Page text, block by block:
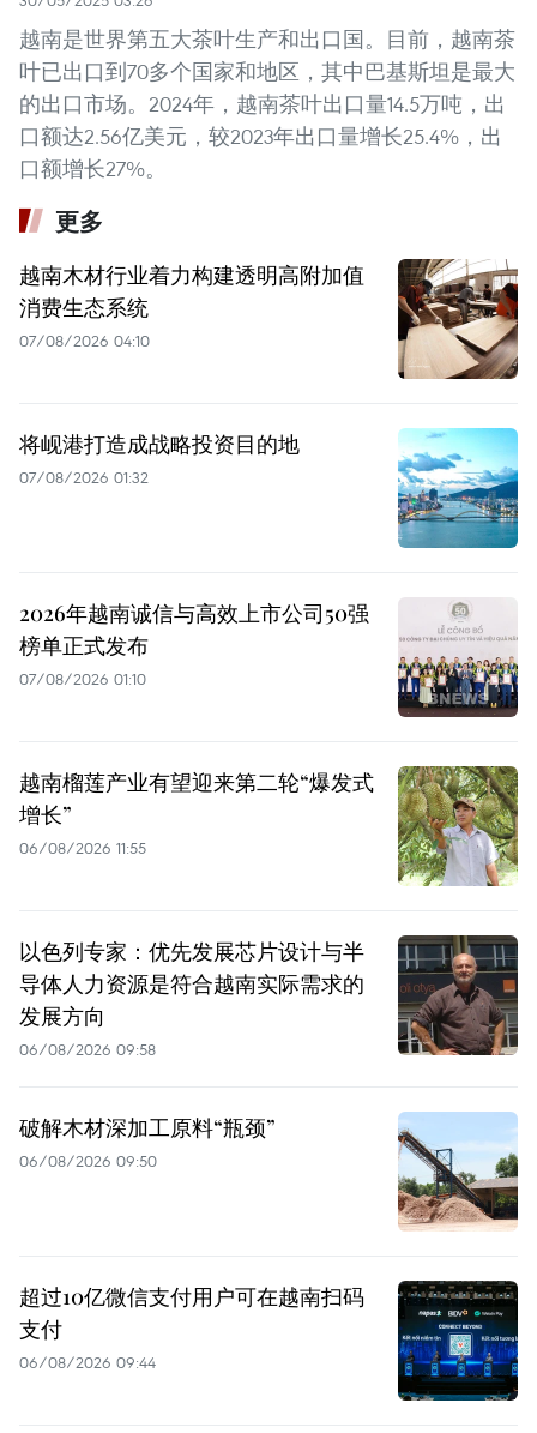
越南是世界第五大茶叶生产和出口国。目前，越南茶
叶已出口到70多个国家和地区，其中巴基斯坦是最大
的出口市场。2024年，越南茶叶出口量14.5万吨，出
口额达2.56亿美元，较2023年出口量增长25.4%，出
口额增长27%。
更多
越南木材行业着力构建透明高附加值
消费生态系统
07/08/2026 04:10
将岘港打造成战略投资目的地
07/08/2026 01:32
2026年越南诚信与高效上市公司50强
榜单正式发布
07/08/2026 01:10
越南榴莲产业有望迎来第二轮“爆发式
增长”
06/08/2026 11:55
以色列专家：优先发展芯片设计与半
导体人力资源是符合越南实际需求的
发展方向
06/08/2026 09:58
破解木材深加工原料“瓶颈”
06/08/2026 09:50
超过10亿微信支付用户可在越南扫码
支付
06/08/2026 09:44